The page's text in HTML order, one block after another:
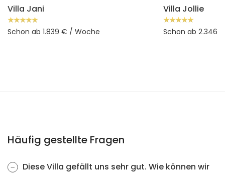
Villa Jani
Schon ab 1.839 € / Woche
Villa Jollie
Schon ab 2.346
Häufig gestellte Fragen
Diese Villa gefällt uns sehr gut. Wie können wir